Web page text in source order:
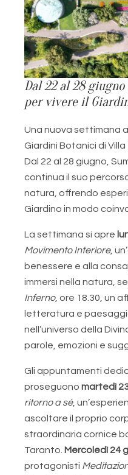
Dal 22 al 28
per vivere il
Una nuova settimana
Giardini Botanici di Villa
Dal 22 al 28 giugno,
continua il suo
natura, offrendo
Giardino in modo
La settimana si apre
Movimento Interiore,
benessere e alla
immersi nella natura,
Inferno, ore 18.30, un
letteratura e
nell’universo della
parole, emozioni e
Gli appuntamenti
proseguono martedì
ritorno a sé,
ascoltare il proprio
straordinaria cornice
Taranto. Mercoledì 24
protagonisti